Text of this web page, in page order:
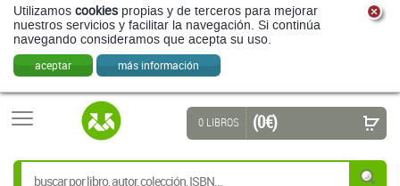
Utilizamos cookies propias y de terceros para mejorar
nuestros servicios y facilitar la navegación. Si continúa
navegando consideramos que acepta su uso.
aceptar más información
0 LIBROS (0 €)